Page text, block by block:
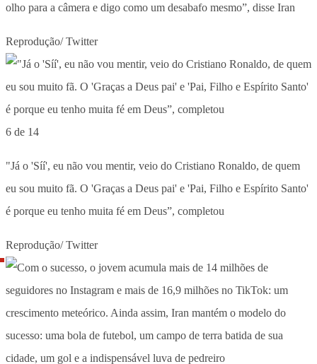
olho para a câmera e digo como um desabafo mesmo”, disse Iran
Reprodução/ Twitter
6 de 14
"Já o 'Síí', eu não vou mentir, veio do Cristiano Ronaldo, de quem
eu sou muito fã. O 'Graças a Deus pai' e 'Pai, Filho e Espírito Santo'
é porque eu tenho muita fé em Deus”, completou
Reprodução/ Twitter